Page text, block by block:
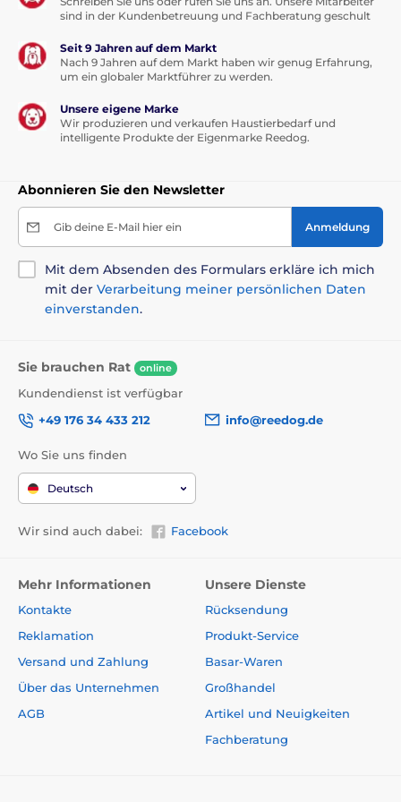
DasONGUARD™ -Gerät muss sich in Sichtlinie des
Hundes befinden, an dem es arbeiten soll.
Das Gerät wurde entwickelt, um Hunde von
Angriffen abzuhalten. Wir können jedoch nicht
garantieren, dass es selbst einen übermäßig
aggressiven Hund abschreckt.
NEIN.ONGUARD™ wurde entwickelt, um den
Hund davon abzuhalten, seine Trainingsfunktion
Wir empfehlen nicht, Welpen unter 6 Monaten zu
trainieren. Welpen in diesem Alter entwickeln noch
Eine blaue LED auf der Oberseite des Geräts zeigt
an, dass das Gerät aktiviert wurde und ein
Ultraschallsignal gesendet wird.
Metern - zu Trainingszwecken und 15 Metern zur
Abwehr - hören.
Gummierte Repeller-Oberfläche
sind in der Kundenbetreuung und Fachberatung geschult
Seit 9 Jahren auf dem Markt
Nach 9 Jahren auf dem Markt haben wir genug Erfahrung,
um ein globaler Marktführer zu werden.
Unsere eigene Marke
Wir produzieren und verkaufen Haustierbedarf und
intelligente Produkte der Eigenmarke Reedog.
Abonnieren Sie den Newsletter
Gib deine E-Mail hier ein Anmeldung
Mit dem Absenden des Formulars erkläre ich mich
mit der Verarbeitung meiner persönlichen Daten
einverstanden.
Sie brauchen Rat online
Kundendienst ist verfügbar
+49 176 34 433 212
info@reedog.de
Wo Sie uns finden
Deutsch
Wir sind auch dabei: Facebook
Mehr Informationen
Kontakte
Reklamation
Versand und Zahlung
Über das Unternehmen
AGB
Unsere Dienste
Rücksendung
Produkt-Service
Basar-Waren
Großhandel
Artikel und Neuigkeiten
Fachberatung